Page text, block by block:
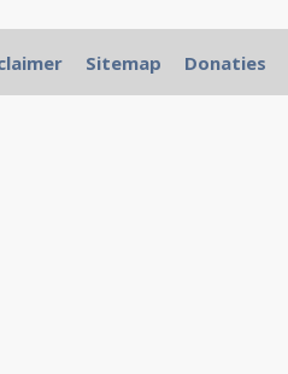
Sitemap Donaties